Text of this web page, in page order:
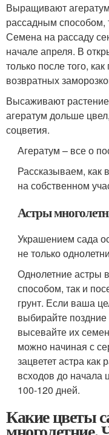
Выращивают
рассадным способом,
Семена на рассаду
начале апреля. В
только после того,
возвратных
Высаживают
агератум дольше
соцветия.
Агератум – все о
Рассказываем, как
на собственном
Астры
Украшением сада
не только
Однолетние астры
способом, так и
грунт. Если ваша
выбирайте
высевайте их
можно начиная с
зацветет астра как
всходов до начала
100-120 дней.
Какие цветы